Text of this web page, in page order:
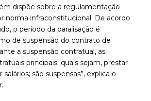
dispõe sobre a regulamentação
norma infraconstitucional. De acordo
o período da paralisação é
de suspensão do contrato de
a suspensão contratual, as
principais; quais sejam, prestar
são suspensas”, explica o